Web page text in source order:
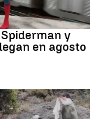
y
en agosto